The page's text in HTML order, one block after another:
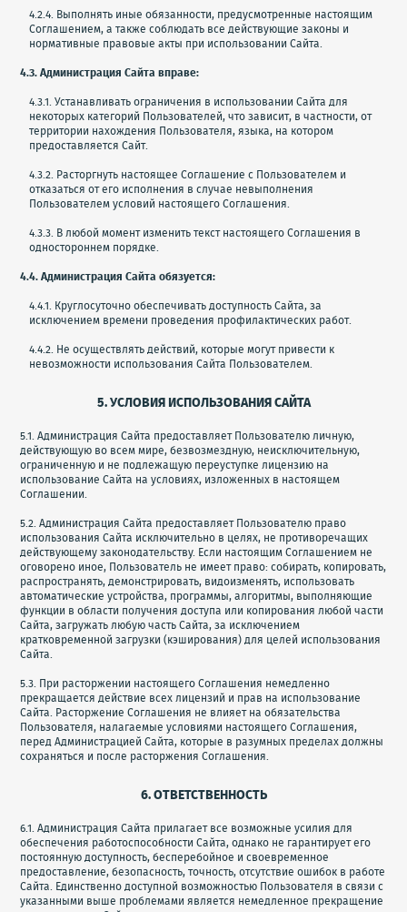
4.2.4. Выполнять иные обязанности, предусмотренные настоящим
Соглашением, а также соблюдать все действующие законы и
нормативные правовые акты при использовании Сайта.
4.3. Администрация Сайта вправе:
4.3.1. Устанавливать ограничения в использовании Сайта для
некоторых категорий Пользователей, что зависит, в частности, от
территории нахождения Пользователя, языка, на котором
предоставляется Сайт.
4.3.2. Расторгнуть настоящее Соглашение с Пользователем и
отказаться от его исполнения в случае невыполнения
Пользователем условий настоящего Соглашения.
4.3.3. В любой момент изменить текст настоящего Соглашения в
одностороннем порядке.
4.4. Администрация Сайта обязуется:
4.4.1. Круглосуточно обеспечивать доступность Сайта, за
исключением времени проведения профилактических работ.
4.4.2. Не осуществлять действий, которые могут привести к
невозможности использования Сайта Пользователем.
5. УСЛОВИЯ ИСПОЛЬЗОВАНИЯ САЙТА
5.1. Администрация Сайта предоставляет Пользователю личную,
действующую во всем мире, безвозмездную, неисключительную,
ограниченную и не подлежащую переуступке лицензию на
использование Сайта на условиях, изложенных в настоящем
Соглашении.
5.2. Администрация Сайта предоставляет Пользователю право
использования Сайта исключительно в целях, не противоречащих
действующему законодательству. Если настоящим Соглашением не
оговорено иное, Пользователь не имеет право: собирать, копировать,
распространять, демонстрировать, видоизменять, использовать
автоматические устройства, программы, алгоритмы, выполняющие
функции в области получения доступа или копирования любой части
Сайта, загружать любую часть Сайта, за исключением
кратковременной загрузки (кэширования) для целей использования
Сайта.
5.3. При расторжении настоящего Соглашения немедленно
прекращается действие всех лицензий и прав на использование
Сайта. Расторжение Соглашения не влияет на обязательства
Пользователя, налагаемые условиями настоящего Соглашения,
перед Администрацией Сайта, которые в разумных пределах должны
сохраняться и после расторжения Соглашения.
6. ОТВЕТСТВЕННОСТЬ
6.1. Администрация Сайта прилагает все возможные усилия для
обеспечения работоспособности Сайта, однако не гарантирует его
постоянную доступность, бесперебойное и своевременное
предоставление, безопасность, точность, отсутствие ошибок в работе
Сайта. Единственно доступной возможностью Пользователя в связи с
указанными выше проблемами является немедленное прекращение